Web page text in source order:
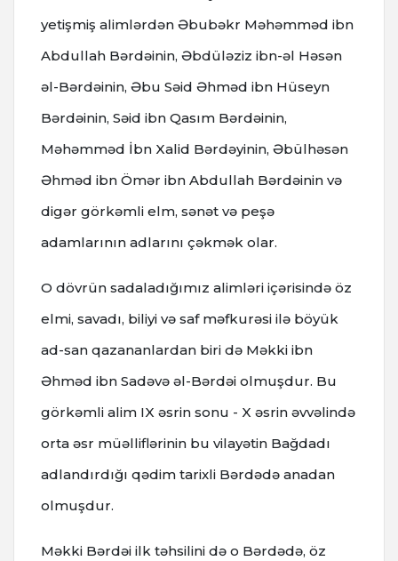
yetişmiş alimlərdən Əbubəkr Məhəmməd ibn
Abdullah Bərdəinin, Əbdüləziz ibn-əl Həsən
əl-Bərdəinin, Əbu Səid Əhməd ibn Hüseyn
Bərdəinin, Səid ibn Qasım Bərdəinin,
Məhəmməd İbn Xalid Bərdəyinin, Əbülhəsən
Əhməd ibn Ömər ibn Abdullah Bərdəinin və
digər görkəmli elm, sənət və peşə
adamlarının adlarını çəkmək olar.
O dövrün sadaladığımız alimləri içərisində öz
elmi, savadı, biliyi və saf məfkurəsi ilə böyük
ad-san qazananlardan biri də Məkki ibn
Əhməd ibn Sadəvə əl-Bərdəi olmuşdur. Bu
görkəmli alim IX əsrin sonu - X əsrin əvvəlində
orta əsr müəlliflərinin bu vilayətin Bağdadı
adlandırdığı qədim tarixli Bərdədə anadan
olmuşdur.
Məkki Bərdəi ilk təhsilini də o Bərdədə, öz